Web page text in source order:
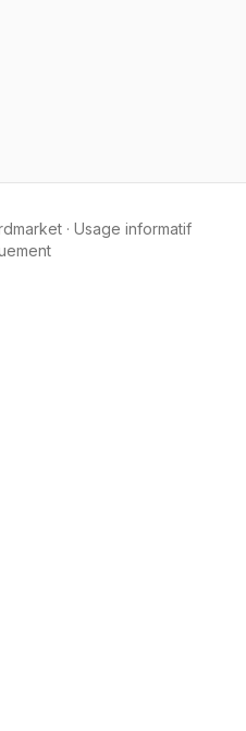
· Usage informatif